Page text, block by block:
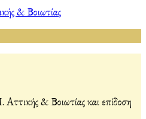
& Βοιωτίας
& Βοιωτίας και επίδοση